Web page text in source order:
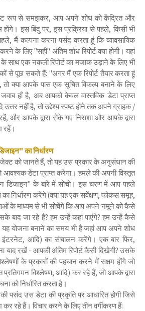
रूप से समझकर, आप अपने शोध को केंद्रित और
होंगे। इस बिंदु पर, इस प्रक्रिया से पहले, किसी भी
मैं कल्पना करना पसंद करता हूं कि व्यावसायिक
के लिए "सही" अंतिम शोध रिपोर्ट क्या होगी। यहां
साथ एक नकली रिपोर्ट का मजाक उड़ाने के लिए भी
से पूछ सकते हैं: "अगर मैं एक रिपोर्ट तैयार करता हूं
क्या आपके पास एक सूचित विकल्प बनाने के लिए
हाँ है, अब आपको केवल वास्तविक डेटा प्राप्त
नहीं है, तो उद्देश्य स्पष्ट होने तक अपने ग्राहक /
और आपके द्वारा रोके गए निराशा और आपके द्वारा
रहें।
का निर्धारण
को जानते हैं, तो यह उस प्रकार के अनुसंधान की
आवश्यक डेटा प्राप्त करेगा। हमले की अपनी विस्तृत
डिजाइन" के बारे में सोचो। इस चरण में आप पहले
निर्धारण करेंगे (क्या यह एक सर्वेक्षण, फोकस समूह,
के माध्यम से भी सोचेंगे कि आप अपने नमूने को कैसे
बाद जा रहे हैं? हम उन्हें कहां पाएंगे? हम उन्हें कैसे
यह योजना बनाने का समय भी है जहां आप अपने शोध
इंटरनेट, आदि) का संचालन करेंगे। एक बार फिर,
याद रखें - आपकी अंतिम रिपोर्ट कैसी दिखेगी? उसके
के प्रकारों की पहचान करने में सक्षम होंगे जो
विश्लेषण, आदि) कर रहे हैं, जो आपके द्वारा
को निर्धारित करता है।
पसंद उस डेटा की प्रकृति पर आधारित होगी जिसे
रहे हैं। विचार करने के लिए तीन वर्गीकरण हैं: